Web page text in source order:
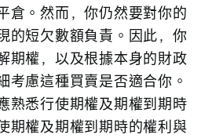
倉。然而，你仍然要對你的
的短欠數額負責。因此，你
期權，以及根據本身的財政
考慮這種買賣是否適合你。
熟悉行使期權及期權到期時
期權及期權到期時的權利與